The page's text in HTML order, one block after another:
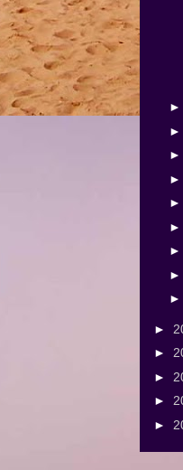
►
►
►
►
►
►
►
►
►
►
►
►
►
►